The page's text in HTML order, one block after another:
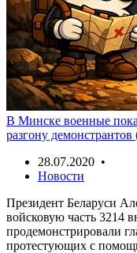
В Минске военные
разгону демонстрантов
28.07.2020 •
Новости
Президент Беларуси
войсковую часть 3214
продемонстрировали
протестующих с